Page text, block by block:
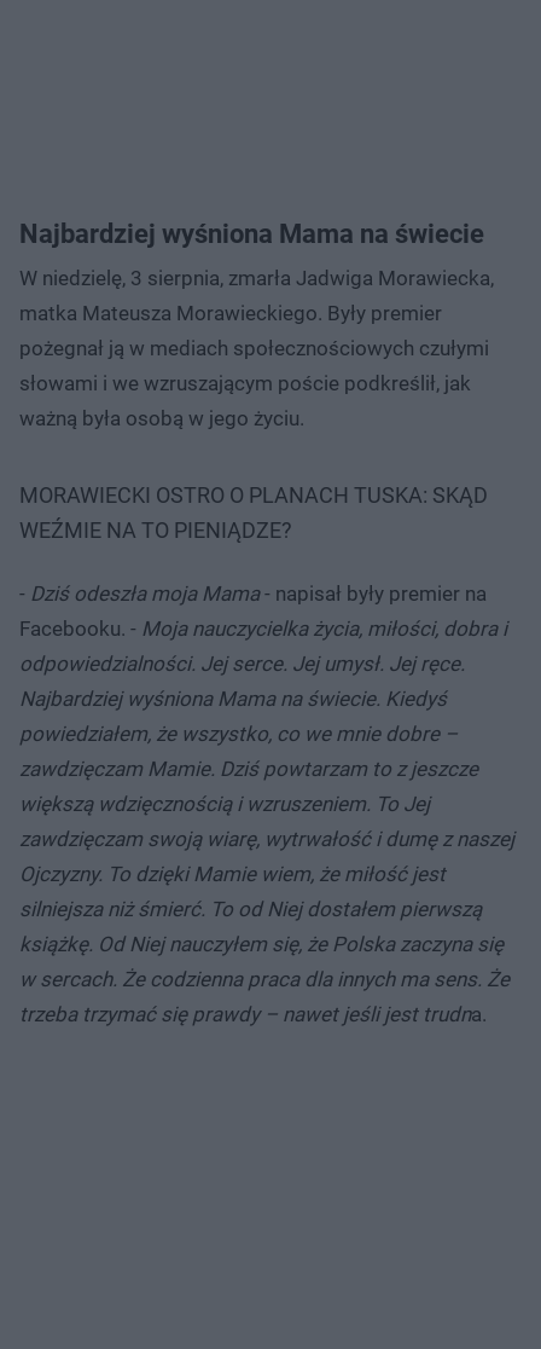
Najbardziej wyśniona Mama na świecie
W niedzielę, 3 sierpnia, zmarła Jadwiga Morawiecka,
matka Mateusza Morawieckiego. Były premier
pożegnał ją w mediach społecznościowych czułymi
słowami i we wzruszającym poście podkreślił, jak
ważną była osobą w jego życiu.
MORAWIECKI OSTRO O PLANACH TUSKA: SKĄD
WEŹMIE NA TO PIENIĄDZE?
- Dziś odeszła moja Mama- napisał były premier na
Facebooku. - Moja nauczycielka życia, miłości, dobra i
odpowiedzialności. Jej serce. Jej umysł. Jej ręce.
Najbardziej wyśniona Mama na świecie. Kiedyś
powiedziałem, że wszystko, co we mnie dobre –
zawdzięczam Mamie. Dziś powtarzam to z jeszcze
większą wdzięcznością i wzruszeniem. To Jej
zawdzięczam swoją wiarę, wytrwałość i dumę z naszej
Ojczyzny. To dzięki Mamie wiem, że miłość jest
silniejsza niż śmierć. To od Niej dostałem pierwszą
książkę. Od Niej nauczyłem się, że Polska zaczyna się
w sercach. Że codzienna praca dla innych ma sens. Że
trzeba trzymać się prawdy – nawet jeśli jest trudna.